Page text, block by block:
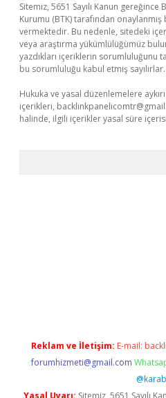
Sitemiz, 5651 Sayılı Kanun
Kurumu (BTK) tarafından
vermektedir. Bu nedenle, sitedeki
veya araştırma yükümlülüğümüz
yazdıkları içeriklerin sorumluluğunu
bu sorumluluğu kabul etmiş sayılırlar.
Hukuka ve yasal düzenlemelere
içerikleri,
halinde, ilgili içerikler yasal süre
Reklam ve İletişim: E-mail:
forumhizmeti@gmail.com
Yasal Uyarı: Sitemiz, 5651 Sayılı